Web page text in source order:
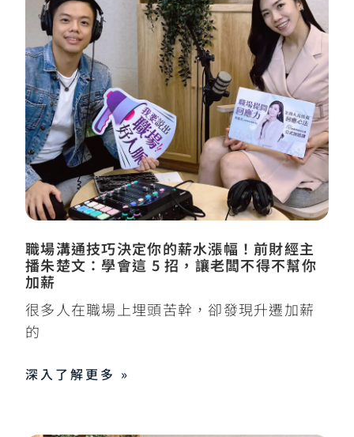
職場溝通技巧決定你的薪水漲幅！前財經主
播朱楚文：學會這 5 招，讓老闆不得不幫你
加薪
很多人在職場上埋頭苦幹，卻發現升遷加薪
的
深入了解更多 »